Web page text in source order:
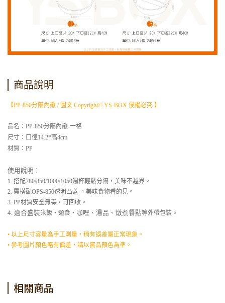
商品說明
【PP-850分隔內襯 / 圖文 Copyright© YS-BOX 侵權必究 】
品名： PP-850分隔內襯-一格
尺寸： 口徑14.2*高4cm
材質：PP
使用說明：
1. 搭配780/850/1000/1050湯杯輕鬆分隔，美味不越界。
2. 需搭配OPS-850透明凸蓋 ，美味食物看的見。
3. PP材質安全無毒，可回收。
4. 適合盛裝米飯、麵食、 咖哩、湯品、燉煮餐點等外帶包裝 。
• 以上尺寸容量為手工測量，稍有誤差屬正常現象。
• 參考圖片顏色略有偏差，請以實品顏色為準。
相關商品